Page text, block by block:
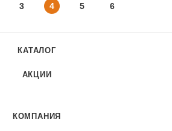
3 4 5 6
КАТАЛОГ
АКЦИИ
КОМПАНИЯ